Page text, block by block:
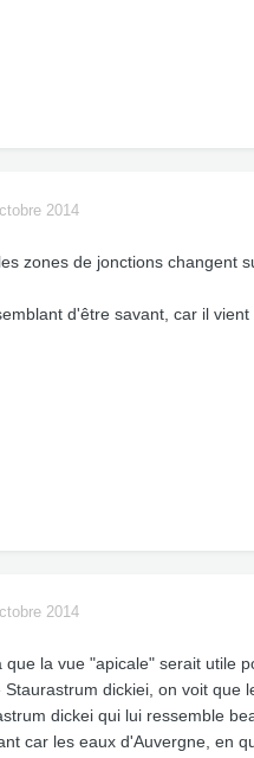
2014
zones de jonctions changent
d'être savant, car il
2014
que la vue "apicale" serait utile
Staurastrum dickiei, on voit que
dickei qui lui ressemble
car les eaux d'Auvergne, en